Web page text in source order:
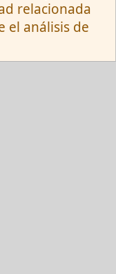
® © 2010-
relacionada
el análisis de